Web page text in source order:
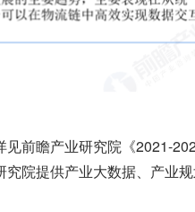
见前瞻产业研究院《2021-
院提供产业大数据、产业